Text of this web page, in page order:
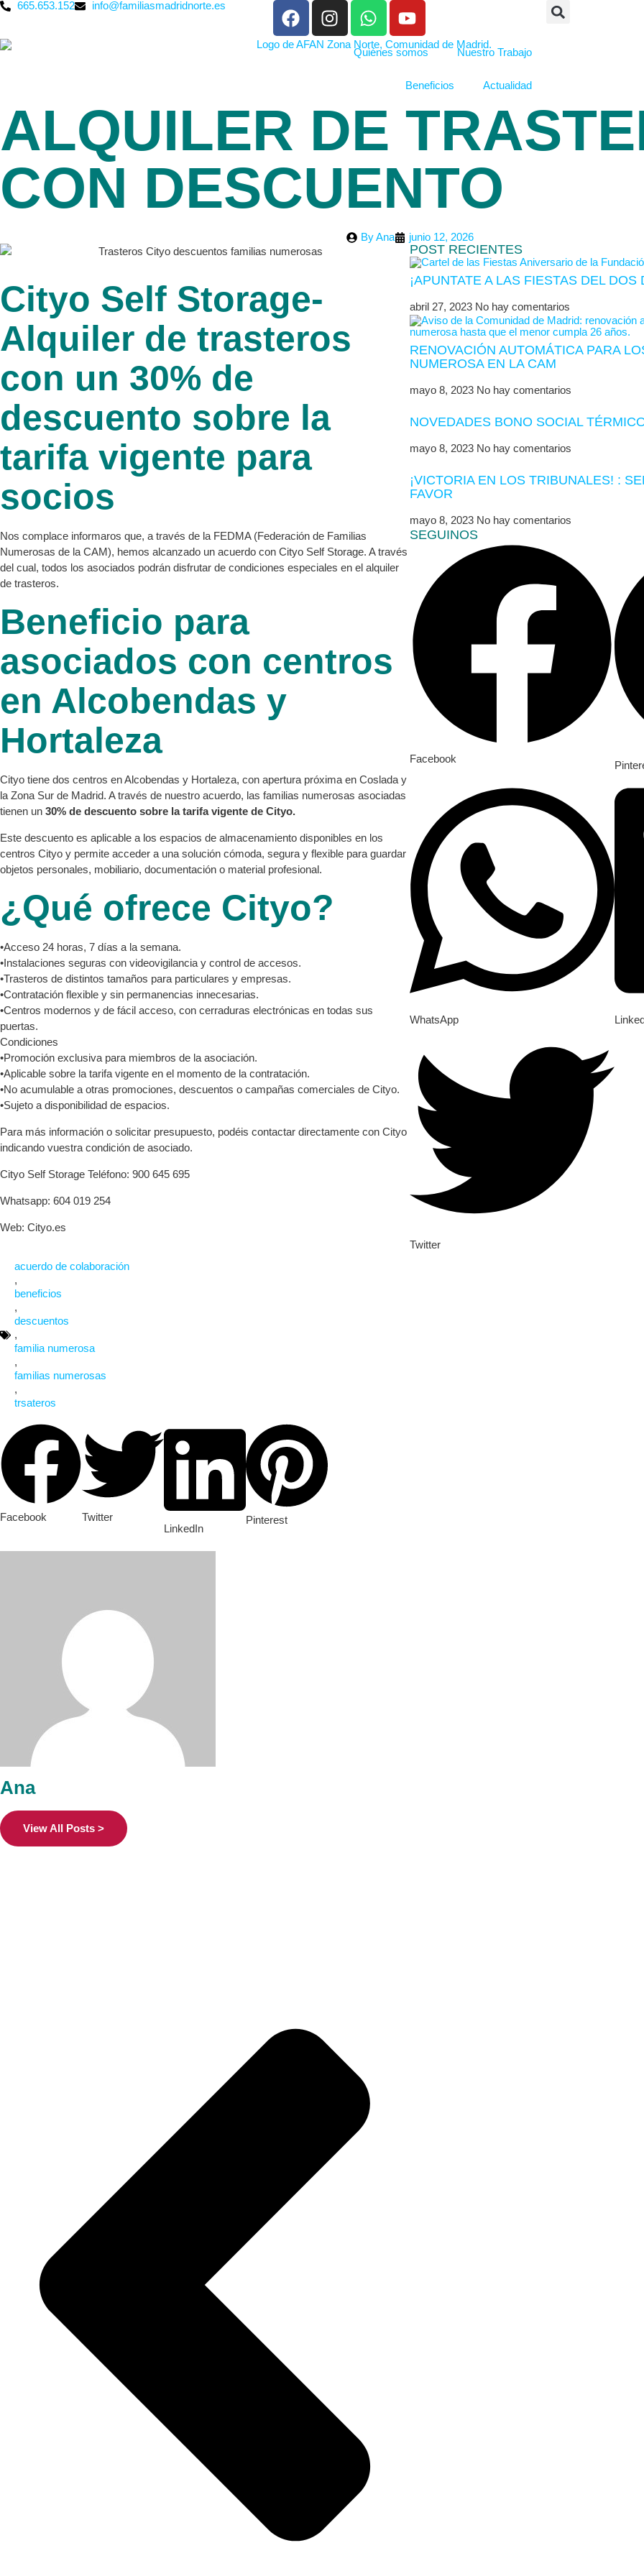
665.653.152 info@familiasmadridnorte.es
Quiénes somos Nuestro Trabajo
Beneficios Actualidad
ALQUILER DE
CON DESCUENTO
ByAna junio 12, 2026
Cityo Self Storage-
Alquiler de trasteros
con un 30% de
descuento sobre la
tarifa vigente para
socios
Nos complace informaros que, a través de la FEDMA (Federación de Familias
Numerosas de la CAM), hemos alcanzado un acuerdo con Cityo Self Storage. A través
del cual, todos los asociados podrán disfrutar de condiciones especiales en el alquiler
de trasteros.
Beneficio para
asociados con centros
en Alcobendas y
Hortaleza
Cityo tiene dos centros en Alcobendas y Hortaleza, con apertura próxima en Coslada y
la Zona Sur de Madrid. A través de nuestro acuerdo, las familias numerosas asociadas
tienen un 30% de descuento sobre la tarifa vigente de Cityo.
Este descuento es aplicable a los espacios de almacenamiento disponibles en los
centros Cityo y permite acceder a una solución cómoda, segura y flexible para guardar
objetos personales, mobiliario, documentación o material profesional.
¿Qué ofrece Cityo?
•Acceso 24 horas, 7 días a la semana.
•Instalaciones seguras con videovigilancia y control de accesos.
•Trasteros de distintos tamaños para particulares y empresas.
•Contratación flexible y sin permanencias innecesarias.
•Centros modernos y de fácil acceso, con cerraduras electrónicas en todas sus
puertas.
Condiciones
•Promoción exclusiva para miembros de la asociación.
•Aplicable sobre la tarifa vigente en el momento de la contratación.
•No acumulable a otras promociones, descuentos o campañas comerciales de Cityo.
•Sujeto a disponibilidad de espacios.
Para más información o solicitar presupuesto, podéis contactar directamente con Cityo
indicando vuestra condición de asociado.
Cityo Self Storage Teléfono: 900 645 695
Whatsapp: 604 019 254
Web: Cityo.es
acuerdo de colaboración
,
beneficios
,
descuentos
,
familia numerosa
,
familias numerosas
,
trsateros
Facebook
Twitter
LinkedIn
Pinterest
Ana
View All Posts >
POST RECIENTES
¡APUNTATE A LAS FIESTAS DEL
abril 27, 2023 No hay comentarios
RENOVACIÓN AUTOMÁTICA PARA
NUMEROSA EN LA CAM
mayo 8, 2023 No hay comentarios
NOVEDADES BONO SOCIAL
mayo 8, 2023 No hay comentarios
¡VICTORIA EN LOS TRIBUNALES! :
FAVOR
mayo 8, 2023 No hay comentarios
SEGUINOS
Facebook
WhatsApp
Twitter